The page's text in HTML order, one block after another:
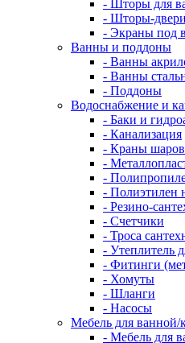
- Шторы для
- Шторы-
- Экраны под
Ванны и поддоны
- Ванны
- Ванны
- Поддоны
Водоснабжение и
- Баки и
- Канализация
- Краны
-
-
- Полиэтилен
- Резино-
- Счетчики
- Троса
- Утеплитель
- Фитинги
- Хомуты
- Шланги
- Насосы
Мебель для ванной/
- Мебель для